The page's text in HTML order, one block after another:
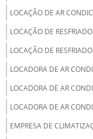
LOCAÇÃO DE AR
LOCAÇÃO DE
LOCAÇÃO DE
LOCADORA DE AR
LOCADORA DE AR
LOCADORA DE AR
EMPRESA DE